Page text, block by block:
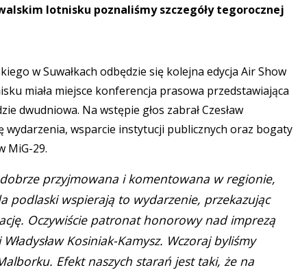
lotnisku poznaliśmy szczegóły tegorocznej
w Suwałkach odbędzie się kolejna edycja Air Show
miała miejsce konferencja prasowa przedstawiająca
dwudniowa. Na wstępie głos zabrał Czesław
wydarzenia, wsparcie instytucji publicznych oraz bogaty
MiG-29.
przyjmowana i komentowana w regionie,
wspierają to wydarzenie, przekazując
Oczywiście patronat honorowy nad imprezą
Kosiniak-Kamysz. Wczoraj byliśmy
Efekt naszych starań jest taki, że na